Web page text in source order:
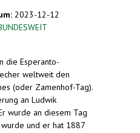
2023-12-12
die Esperanto-
weltweit den
(oder Zamenhof-Tag).
an Ludwik
wurde an diesem Tag
und er hat 1887